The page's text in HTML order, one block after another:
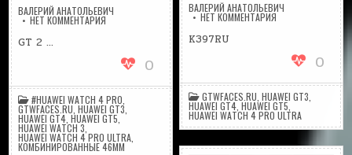
ВАЛЕРИЙ АНАТОЛЬЕВИЧ
НЕТ КОММЕНТАРИЯНА
K397RU
0
GTWFACES.RU ,HUAWEI GT3
HUAWEI GT4 ,HUAWEI GT5
HUAWEI WATCH 4 PRO ULTRA
ВАЛЕРИЙ АНАТОЛЬЕВИЧ
НЕТ КОММЕНТАРИЯНА
SIMPLEBLACKMODRU
GT 2 …
0
#HUAWEI WATCH 4 PRO
GTWFACES.RU ,HUAWEI GT3
HUAWEI GT4 ,HUAWEI GT5
HUAWEI WATCH 3
HUAWEI WATCH 4 PRO ULTRA
КОМБИНИРОВАННЫЕ 46ММ